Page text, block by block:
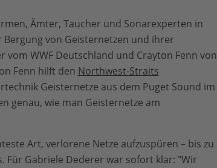
Ämter, Taucher und Sonarexperten in
von Geisternetzen und ihrer
WWF Deutschland und Crayton Fenn von
Fenn hilft den Northwest-Straits
Geisternetze aus dem Puget Sound im
genau, wie man Geisternetze am
Art, verlorene Netze aufzuspüren – bis zu
Für Gabriele Dederer war sofort klar: "Wir